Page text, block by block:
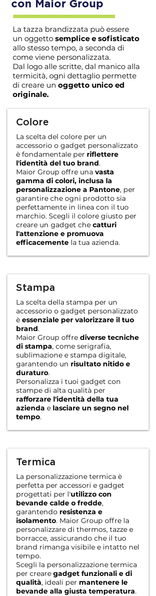
con Maior Group
La tazza brandizzata può essere
un oggetto semplice e sofisticato
allo stesso tempo, a seconda di
come viene personalizzata.
Dal logo alle scritte, dal manico alla
termicità, ogni dettaglio permette
di creare un oggetto unico ed
originale.
Colore
La scelta del colore per un
accessorio o gadget personalizzato
è fondamentale per riflettere
l'identità del tuo brand.
Maior Group offre una vasta
gamma di colori, inclusa la
personalizzazione a Pantone, per
garantire che ogni prodotto sia
perfettamente in linea con il tuo
marchio. Scegli il colore giusto per
creare un gadget che catturi
l'attenzione e promuova
efficacemente la tua azienda.
Stampa
La scelta della stampa per un
accessorio o gadget personalizzato
è essenziale per valorizzare il tuo
brand.
Maior Group offre diverse tecniche
di stampa, come serigrafia,
sublimazione e stampa digitale,
garantendo un risultato nitido e
duraturo.
Personalizza i tuoi gadget con
stampe di alta qualità per
rafforzare l'identità della tua
azienda e lasciare un segno nel
tempo.
Termica
La personalizzazione termica è
perfetta per accessori e gadget
progettati per l'utilizzo con
bevande calde o fredde,
garantendo resistenza e
isolamento. Maior Group offre la
personalizzare di thermos, tazze e
borracce, assicurando che il tuo
brand rimanga visibile e intatto nel
tempo.
Scegli la personalizzazione termica
per creare gadget funzionali e di
qualità, ideali per mantenere le
bevande alla giusta temperatura.